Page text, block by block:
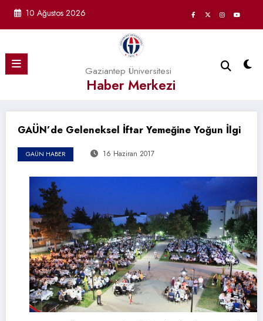
10 Ağustos 2026
Gaziantep Üniversitesi
Haber Merkezi
GAÜN’de Geleneksel İftar Yemeğine Yoğun İlgi
GAÜN HABER 16 Haziran 2017